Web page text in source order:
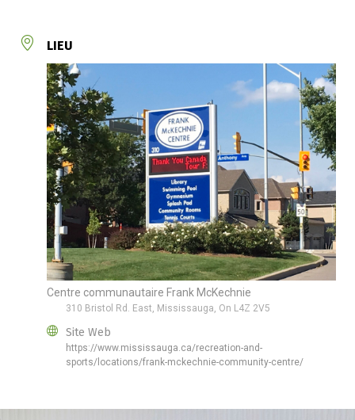
LIEU
Centre communautaire Frank McKechnie
310 Bristol Rd. East, Mississauga, On L4Z 2V5
Site Web
https://www.mississauga.ca/recreation-and-
sports/locations/frank-mckechnie-community-centre/